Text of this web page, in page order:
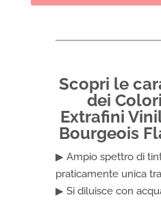
Flashe
quantitàScopri le
dei
Extrafini
Bourgeois
▶ Ampio spettro di
praticamente unica
▶ Si diluisce con